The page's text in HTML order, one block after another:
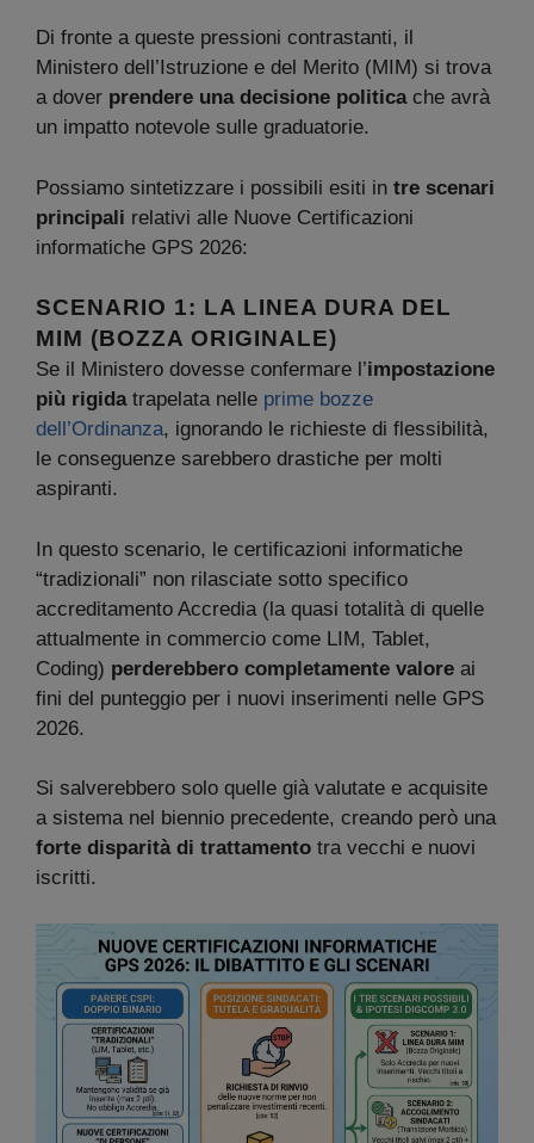
Di fronte a queste pressioni contrastanti, il
Ministero dell’Istruzione e del Merito (MIM) si trova
a dover prendere una decisione politicache avrà
un impatto notevole sulle graduatorie.
Possiamo sintetizzare i possibili esiti in tre scenari
principali relativi alle Nuove Certificazioni
informatiche GPS 2026:
SCENARIO 1: LA LINEA DURA DEL
MIM (BOZZA ORIGINALE)
Se il Ministero dovesse confermare l’impostazione
più rigidatrapelata nelle prime bozze
dell’Ordinanza, ignorando le richieste di flessibilità,
le conseguenze sarebbero drastiche per molti
aspiranti.
In questo scenario, le certificazioni informatiche
“tradizionali” non rilasciate sotto specifico
accreditamento Accredia (la quasi totalità di quelle
attualmente in commercio come LIM, Tablet,
Coding) perderebbero completamente valore ai
fini del punteggio per i nuovi inserimenti nelle GPS
2026.
Si salverebbero solo quelle già valutate e acquisite
a sistema nel biennio precedente, creando però una
forte disparità di trattamento tra vecchi e nuovi
iscritti.